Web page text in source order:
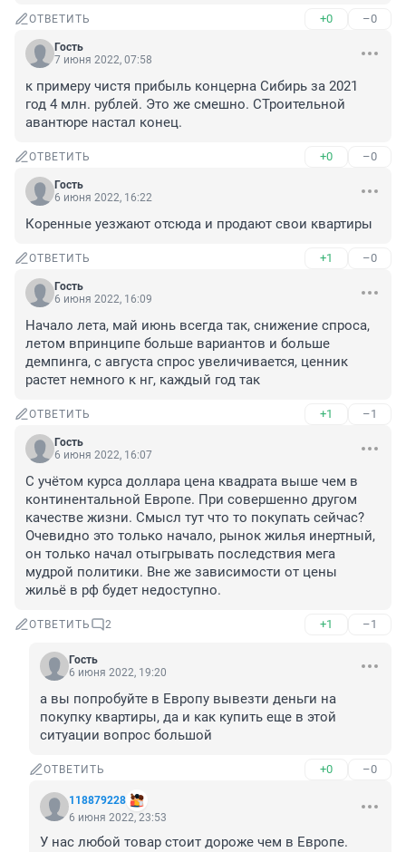
ОТВЕТИТЬ +0 –0
Гость
7 июня 2022, 07:58
к примеру чистя прибыль концерна Сибирь за 2021
год 4 млн. рублей. Это же смешно. СТроительной
авантюре настал конец.
ОТВЕТИТЬ +0 –0
Гость
6 июня 2022, 16:22
Коренные уезжают отсюда и продают свои квартиры
ОТВЕТИТЬ +1 –0
Гость
6 июня 2022, 16:09
Начало лета, май июнь всегда так, снижение спроса,
летом впринципе больше вариантов и больше
демпинга, с августа спрос увеличивается, ценник
растет немного к нг, каждый год так
ОТВЕТИТЬ +1 –1
Гость
6 июня 2022, 16:07
С учётом курса доллара цена квадрата выше чем в
континентальной Европе. При совершенно другом
качестве жизни. Смысл тут что то покупать сейчас?
Очевидно это только начало, рынок жилья инертный,
он только начал отыгрывать последствия мега
мудрой политики. Вне же зависимости от цены
жильё в рф будет недоступно.
ОТВЕТИТЬ 2 +1 –1
Гость
6 июня 2022, 19:20
а вы попробуйте в Европу вывезти деньги на
покупку квартиры, да и как купить еще в этой
ситуации вопрос большой
ОТВЕТИТЬ +0 –0
118879228
6 июня 2022, 23:53
У нас любой товар стоит дороже чем в Европе.